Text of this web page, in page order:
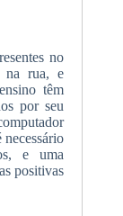
no
na rua, e
têm
por seu
e uma
positivas